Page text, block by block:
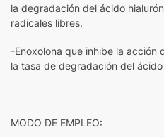
la degradación del ácido
radicales libres.
-Enoxolona que inhibe la acción
la tasa de degradación del
MODO DE EMPLEO: